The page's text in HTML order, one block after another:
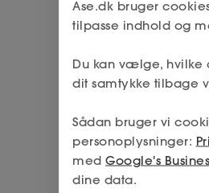
Ase.dk bruger
tilpasse indhold og
Du kan vælge,
dit samtykke tilbage
Sådan bruger vi
personoplysninger:
med Google's
dine data.